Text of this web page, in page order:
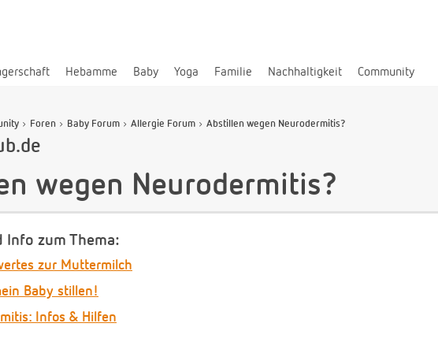
Hebamme Baby Yoga Familie Nachhaltigkeit Community
Foren Baby Forum Allergie Forum Abstillen wegen Neurodermitis?
wegen Neurodermitis?
Info zum Thema:
zur Muttermilch
Baby stillen!
Infos & Hilfen